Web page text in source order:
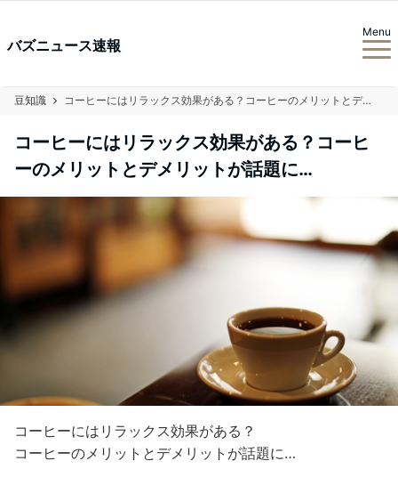
バズニュース速報
Menu
豆知識 コーヒーにはリラックス効果がある？コーヒーのメリットとデメリットが話題に…
コーヒーにはリラックス効果がある？コーヒ
ーのメリットとデメリットが話題に…
コーヒーにはリラックス効果がある？
コーヒーのメリットとデメリットが話題に…